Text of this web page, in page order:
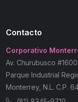
Contacto
Corporativo
Av. Churubusco
Parque Industrial
Monterrey, N.L. C.P.